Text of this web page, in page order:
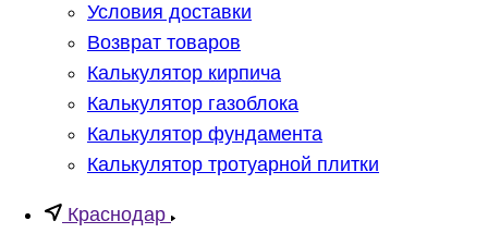
Условия доставки
Возврат товаров
Калькулятор кирпича
Калькулятор газоблока
Калькулятор фундамента
Калькулятор тротуарной плитки
Краснодар